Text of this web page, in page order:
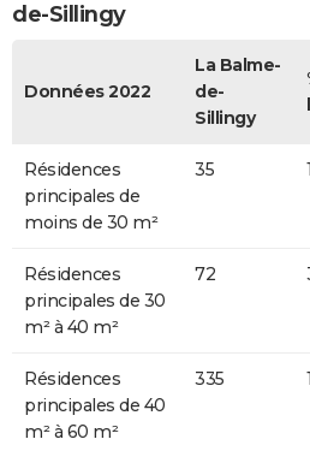
de-Sillingy
Données 2022
La Balme-
de-
Sillingy
Résidences
principales de
moins de 30 m²
35
Résidences
principales de 30
m² à 40 m²
72
Résidences
principales de 40
m² à 60 m²
335